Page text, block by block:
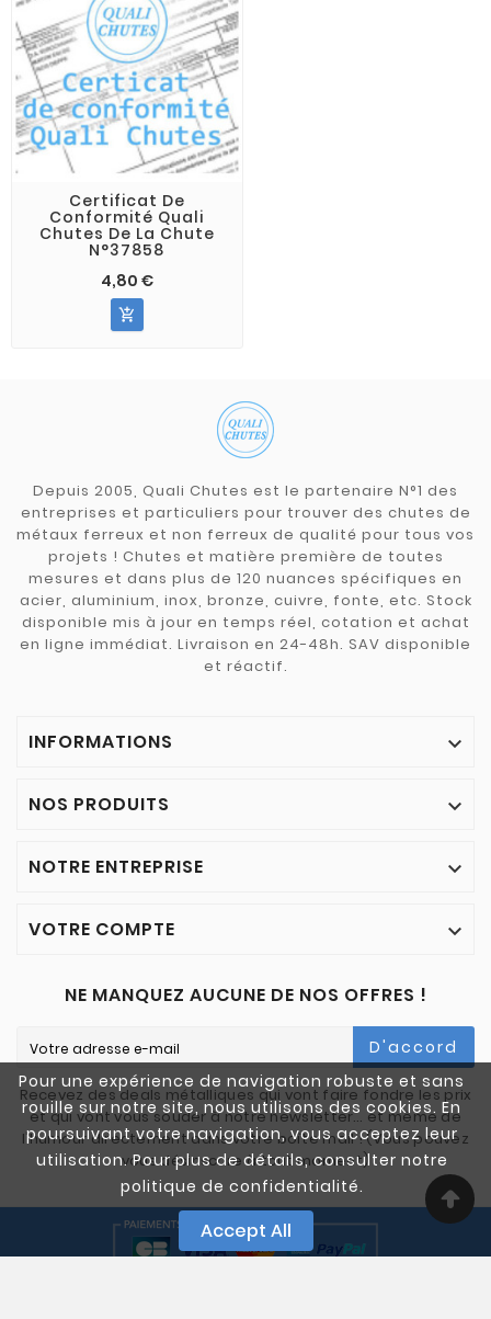
Pour une expérience de navigation robuste et sans
rouille sur notre site, nous utilisons des cookies. En
poursuivant votre navigation, vous acceptez leur
utilisation. Pour plus de détails, consulter notre
politique de confidentialité.
Accept All
Certificat De
Conformité Quali
Chutes De La Chute
N°37858
4,80 €

Depuis 2005, Quali Chutes est le partenaire N°1 des
entreprises et particuliers pour trouver des chutes de
métaux ferreux et non ferreux de qualité pour tous vos
projets ! Chutes et matière première de toutes
mesures et dans plus de 120 nuances spécifiques en
acier, aluminium, inox, bronze, cuivre, fonte, etc. Stock
disponible mis à jour en temps réel, cotation et achat
en ligne immédiat. Livraison en 24-48h. SAV disponible
et réactif.
INFORMATIONS 
NOS PRODUITS 
NOTRE ENTREPRISE 
VOTRE COMPTE 
NE MANQUEZ AUCUNE DE NOS OFFRES !
D'accord
Recevez des deals métalliques qui vont faire fondre les prix
et qui vont vous souder à notre newsletter… et même de
l'humour directement dans votre boîte mail ! (Vous pouvez
vous désinscrire à tout moment)